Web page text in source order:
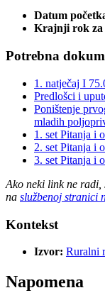
Datum
Krajnji rok
Potrebna
1. natječaj I
Predlošci i
Poništenje
mladih
1. set Pitanja i
2. set Pitanja i
3. set Pitanja i
Ako neki link ne radi,
na službenoj stranici
Kontekst
Izvor: Ruralni
Napomena